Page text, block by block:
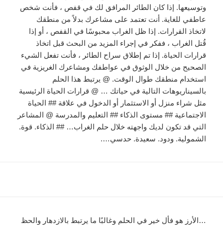
وتوسيعها. إذا كان الطائر المرافق لك في قفص ، فأنت شخص
عاطفي للغاية. أنت تعتمد على مشاعرك بدلاً من منطقك
لاتخاذ القرارات. إذا ظل الغراب محبوسًا في القفص ، أو إذا
قُتل الغراب ، ففكر في إجراء المزيد من البحث قبل اتخاذ
قرارات الحياة. إذا تم إطلاق سراح الطائر ، فأنت تفعل الشيء
الصحيح من خلال الوثوق في عواطفك ومشاعرك الغريزية في
استخدام منطقك طوال الوقت. @ يرتبط هذا الحلم
بالسيناريوهات التالية في حياتك … @ قرارات الحياة الرئيسية
مثل شراء منزل أو الاستثمار أو الدخول في علاقة ## الحياة
الاجتماعية ## مستوى الذكاء ## التعليم والمدرسة @ المشاعر
التي قد تكون لديك واجهته خلال حلم الغراب… ## الذكاء. قوة.
الشمولية. ودود. سعيدة. حدسي….
…الأرز هو فأل خير في الحلم وغالبًا ما يرتبط بالازدهار والحظ